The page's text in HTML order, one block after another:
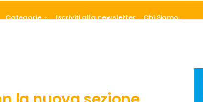
Categorie Iscriviti alla newsletter Chi Siamo